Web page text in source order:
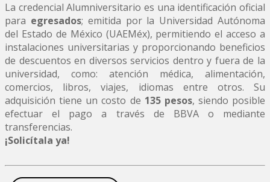
La credencial Alumniversitario es una identificación oficial
para egresados; emitida por la Universidad Autónoma
del Estado de México (UAEMéx), permitiendo el acceso a
instalaciones universitarias y proporcionando beneficios
de descuentos en diversos servicios dentro y fuera de la
universidad, como: atención médica, alimentación,
comercios, libros, viajes, idiomas entre otros. Su
adquisición tiene un costo de 135 pesos, siendo posible
efectuar el pago a través de BBVA o mediante
transferencias.
¡Solicítala ya!